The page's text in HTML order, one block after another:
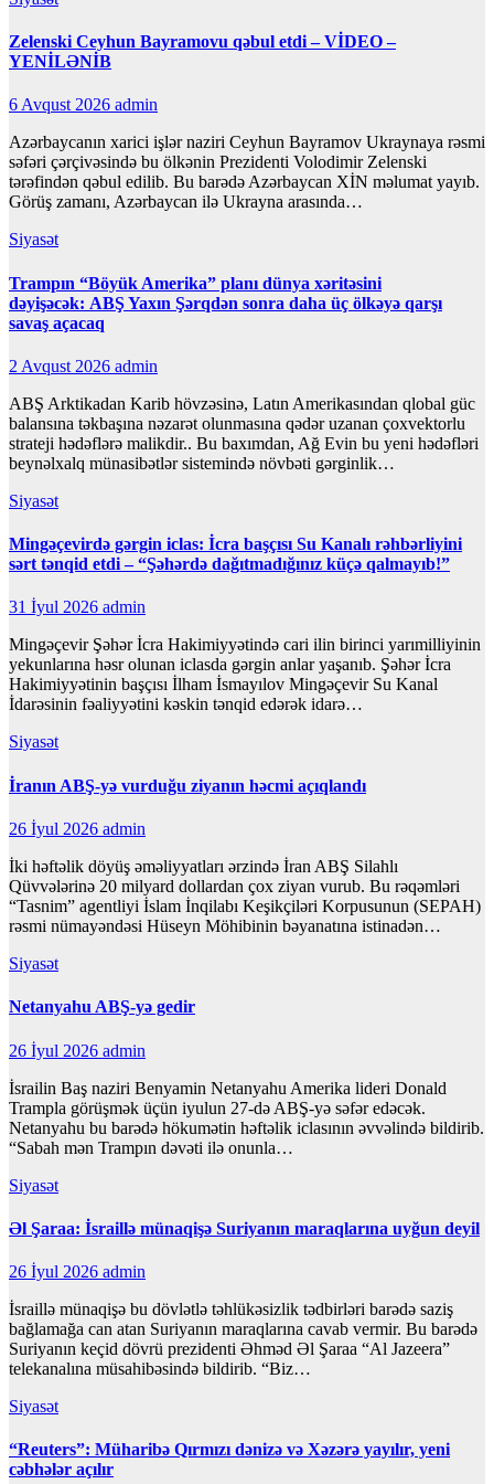
Zelenski Ceyhun Bayramovu qəbul etdi – VİDEO –
YENİLƏNİB
6 Avqust 2026 admin
Azərbaycanın xarici işlər naziri Ceyhun Bayramov Ukraynaya rəsmi
səfəri çərçivəsində bu ölkənin Prezidenti Volodimir Zelenski
tərəfindən qəbul edilib. Bu barədə Azərbaycan XİN məlumat yayıb.
Görüş zamanı, Azərbaycan ilə Ukrayna arasında…
Siyasət
Trampın “Böyük Amerika” planı dünya xəritəsini
dəyişəcək: ABŞ Yaxın Şərqdən sonra daha üç ölkəyə qarşı
savaş açacaq
2 Avqust 2026 admin
ABŞ Arktikadan Karib hövzəsinə, Latın Amerikasından qlobal güc
balansına təkbaşına nəzarət olunmasına qədər uzanan çoxvektorlu
strateji hədəflərə malikdir.. Bu baxımdan, Ağ Evin bu yeni hədəfləri
beynəlxalq münasibətlər sistemində növbəti gərginlik…
Siyasət
Mingəçevirdə gərgin iclas: İcra başçısı Su Kanalı rəhbərliyini
sərt tənqid etdi – “Şəhərdə dağıtmadığınız küçə qalmayıb!”
31 İyul 2026 admin
Mingəçevir Şəhər İcra Hakimiyyətində cari ilin birinci yarımilliyinin
yekunlarına həsr olunan iclasda gərgin anlar yaşanıb. Şəhər İcra
Hakimiyyətinin başçısı İlham İsmayılov Mingəçevir Su Kanal
İdarəsinin fəaliyyətini kəskin tənqid edərək idarə…
Siyasət
İranın ABŞ-yə vurduğu ziyanın həcmi açıqlandı
26 İyul 2026 admin
İki həftəlik döyüş əməliyyatları ərzində İran ABŞ Silahlı
Qüvvələrinə 20 milyard dollardan çox ziyan vurub. Bu rəqəmləri
“Tasnim” agentliyi İslam İnqilabı Keşikçiləri Korpusunun (SEPAH)
rəsmi nümayəndəsi Hüseyn Möhibinin bəyanatına istinadən…
Siyasət
Netanyahu ABŞ-yə gedir
26 İyul 2026 admin
İsrailin Baş naziri Benyamin Netanyahu Amerika lideri Donald
Trampla görüşmək üçün iyulun 27-də ABŞ-yə səfər edəcək.
Netanyahu bu barədə hökumətin həftəlik iclasının əvvəlində bildirib.
“Sabah mən Trampın dəvəti ilə onunla…
Siyasət
Əl Şaraa: İsraillə münaqişə Suriyanın maraqlarına uyğun deyil
26 İyul 2026 admin
İsraillə münaqişə bu dövlətlə təhlükəsizlik tədbirləri barədə saziş
bağlamağa can atan Suriyanın maraqlarına cavab vermir. Bu barədə
Suriyanın keçid dövrü prezidenti Əhməd Əl Şaraa “Al Jazeera”
telekanalına müsahibəsində bildirib. “Biz…
Siyasət
“Reuters”: Müharibə Qırmızı dənizə və Xəzərə yayılır, yeni
cəbhələr açılır